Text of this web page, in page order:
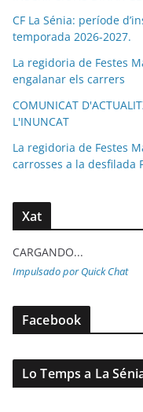
CF La Sénia: període
temporada 2026-2027.
La regidoria de Festes
engalanar els carrers
COMUNICAT
L'INUNCAT
La regidoria de Festes
carrosses a la desfilada
Xat
CARGANDO...
Impulsado por Quick Chat
Facebook
Lo Temps a La